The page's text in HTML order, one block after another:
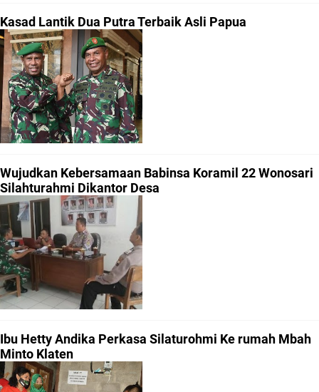
Kasad Lantik Dua Putra Terbaik Asli Papua
Wujudkan Kebersamaan Babinsa Koramil 22 Wonosari
Silahturahmi Dikantor Desa
Ibu Hetty Andika Perkasa Silaturohmi Ke rumah Mbah
Minto Klaten